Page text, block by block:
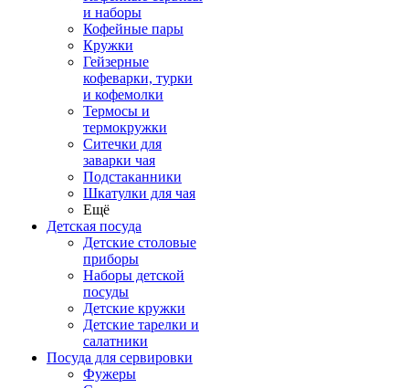
и наборы
Кофейные пары
Кружки
Гейзерные
кофеварки, турки
и кофемолки
Термосы и
термокружки
Ситечки для
заварки чая
Подстаканники
Шкатулки для чая
Ещё
Детская посуда
Детские столовые
приборы
Наборы детской
посуды
Детские кружки
Детские тарелки и
салатники
Посуда для сервировки
Фужеры